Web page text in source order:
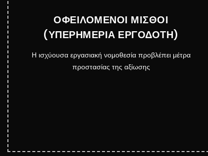
ΟΦΕΙΛΟΜΕΝΟΙ ΜΙΣΘΟΙ
(ΥΠΕΡΗΜΕΡΙΑ ΕΡΓΟΔΟΤΗ)
Η ισχύουσα εργασιακή νομοθεσία προβλέπει μέτρα
προστασίας της αξίωσης